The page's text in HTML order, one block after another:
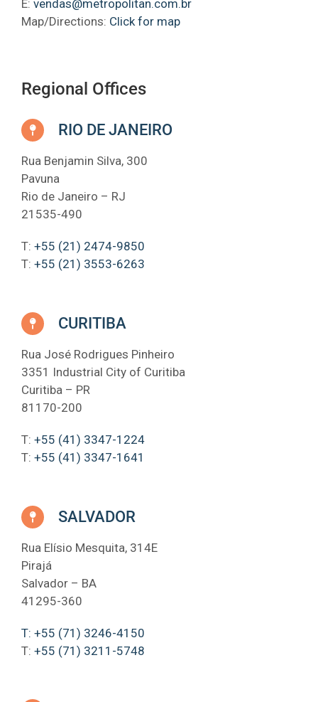
E: vendas@metropolitan.com.br
Map/Directions: Click for map
Regional Offices
RIO DE JANEIRO
Rua Benjamin Silva, 300
Pavuna
Rio de Janeiro – RJ
21535-490
T: +55 (21) 2474-9850
T: +55 (21) 3553-6263
CURITIBA
Rua José Rodrigues Pinheiro
3351 Industrial City of Curitiba
Curitiba – PR
81170-200
T: +55 (41) 3347-1224
T: +55 (41) 3347-1641
SALVADOR
Rua Elísio Mesquita, 314E
Pirajá
Salvador – BA
41295-360
T: +55 (71) 3246-4150
T: +55 (71) 3211-5748